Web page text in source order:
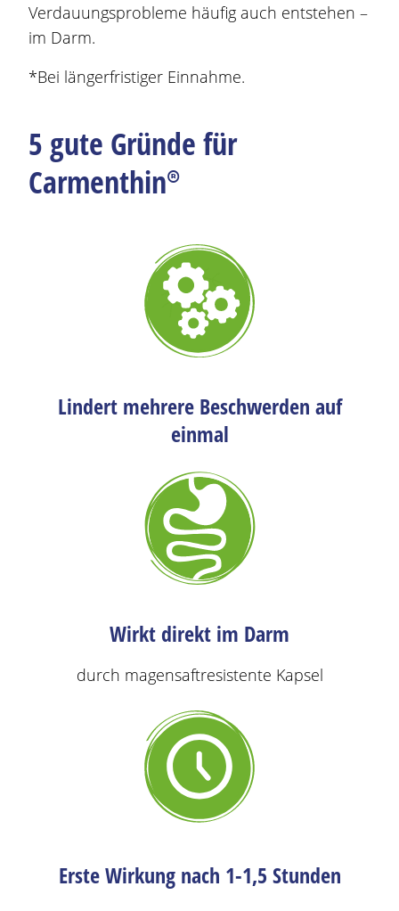
Verdauungsprobleme häufig auch entstehen –
im Darm.
*Bei längerfristiger Einnahme.
5 gute Gründe für
Carmenthin®
Lindert mehrere Beschwerden auf
einmal
Wirkt direkt im Darm
durch magensaftresistente Kapsel
Erste Wirkung nach 1-1,5 Stunden